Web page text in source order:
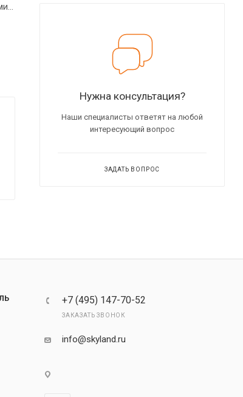
Нужна консультация?
Наши специалисты ответят на любой
интересующий вопрос
ЗАДАТЬ ВОПРОС
+7 (495) 147-70-52
ЗАКАЗАТЬ ЗВОНОК
info@skyland.ru